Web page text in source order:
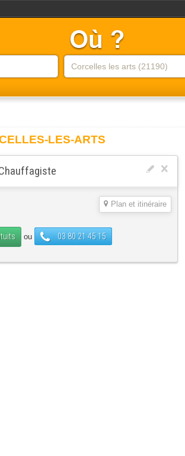
LES-ARTS
Plan et itinéraire
ou 03 80 21 45 15